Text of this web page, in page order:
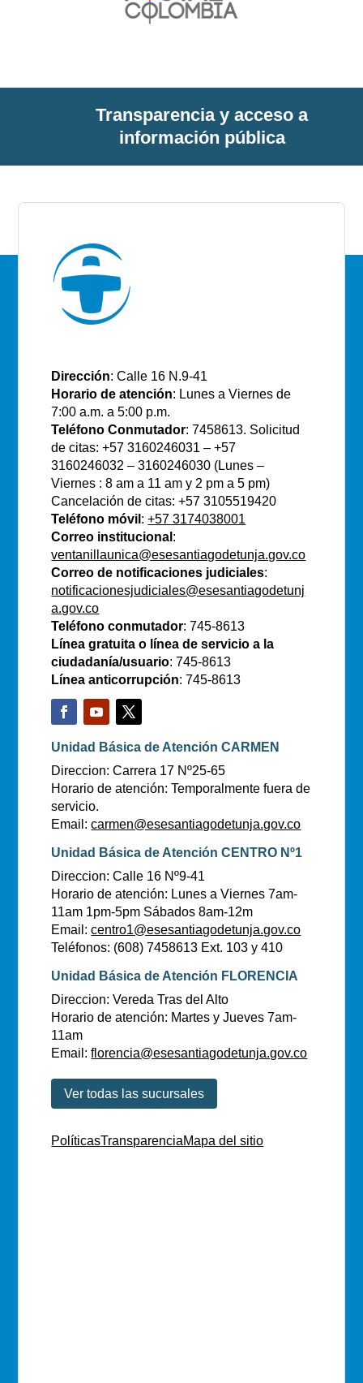
Transparencia y acceso a
información pública
Dirección: Calle 16 N.9-41
Horario de atención: Lunes a Viernes de
7:00 a.m. a 5:00 p.m.
Teléfono Conmutador: 7458613. Solicitud
de citas: +57 3160246031 – +57
3160246032 – 3160246030 (Lunes –
Viernes : 8 am a 11 am y 2 pm a 5 pm)
Cancelación de citas: +57 3105519420
Teléfono móvil :+57 3174038001
Correo institucional :
ventanillaunica@esesantiagodetunja.gov.co
Correo de notificaciones judiciales:
notificacionesjudiciales@esesantiagodetunj
a.gov.co
Teléfono conmutador: 745-8613
Línea gratuita o línea de servicio a la
ciudadanía/usuario: 745-8613
Línea anticorrupción: 745-8613
Unidad Básica de Atención CARMEN
Direccion: Carrera 17 Nº25-65
Horario de atención: Temporalmente fuera de
servicio.
Email:carmen@esesantiagodetunja.gov.co
Unidad Básica de Atención CENTRO Nº1
Direccion: Calle 16 Nº9-41
Horario de atención: Lunes a Viernes 7am-
11am 1pm-5pm Sábados 8am-12m
Email:centro1@esesantiagodetunja.gov.co
Teléfonos: (608) 7458613 Ext. 103 y 410
Unidad Básica de Atención FLORENCIA
Direccion: Vereda Tras del Alto
Horario de atención: Martes y Jueves 7am-
11am
Email:florencia@esesantiagodetunja.gov.co
Ver todas las sucursales
PolíticasTransparenciaMapa del sitio